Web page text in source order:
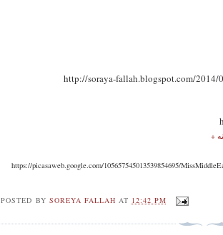
http://soraya-fallah.blogspot.com/2014/
https://picasaweb.google.com/105657545013539854695/
POSTED BY SOREYA FALLAH AT 12:42 PM